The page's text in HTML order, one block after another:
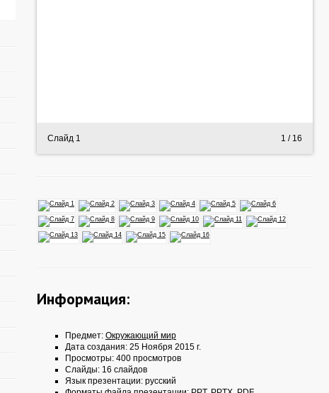
Слайд 1 1 / 16
Информация:
Предмет: Окружающий мир
Дата создания: 25 Ноября 2015 г.
Просмотры: 400 просмотров
Слайды: 16 слайдов
Язык презентации: русский